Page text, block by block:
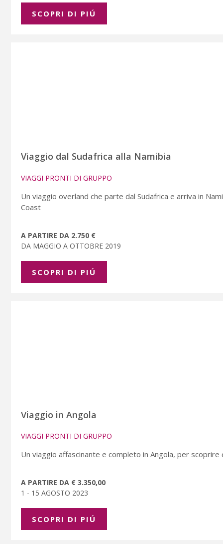
SCOPRI DI PIÚ
Viaggio dal Sudafrica alla Namibia
VIAGGI PRONTI DI GRUPPO
Un viaggio overland che parte dal Sudafrica e arriva in
Coast
A PARTIRE DA 2.750 €
DA MAGGIO A OTTOBRE 2019
SCOPRI DI PIÚ
Viaggio in Angola
VIAGGI PRONTI DI GRUPPO
Un viaggio affascinante e completo in Angola, per
A PARTIRE DA € 3.350,00
1 - 15 AGOSTO 2023
SCOPRI DI PIÚ